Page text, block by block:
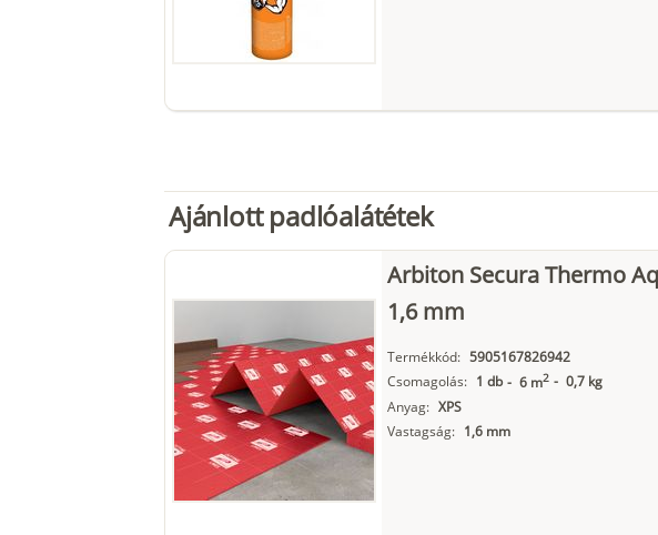
Ajánlott padlóalátétek
Arbiton Secura Thermo
1,6 mm
Termékkód: 5905167826942
Csomagolás: 1 db - 6 m2 - 0,7 kg
Anyag: XPS
Vastagság: 1,6 mm